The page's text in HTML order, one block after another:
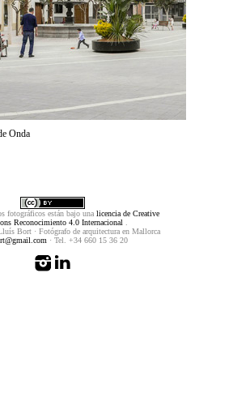
Onda
fotográficos están bajo una licencia de Creative
Reconocimiento 4.0 Internacional .
Bort · Fotógrafo de arquitectura en Mallorca
· Tel. +34 660 15 36 20